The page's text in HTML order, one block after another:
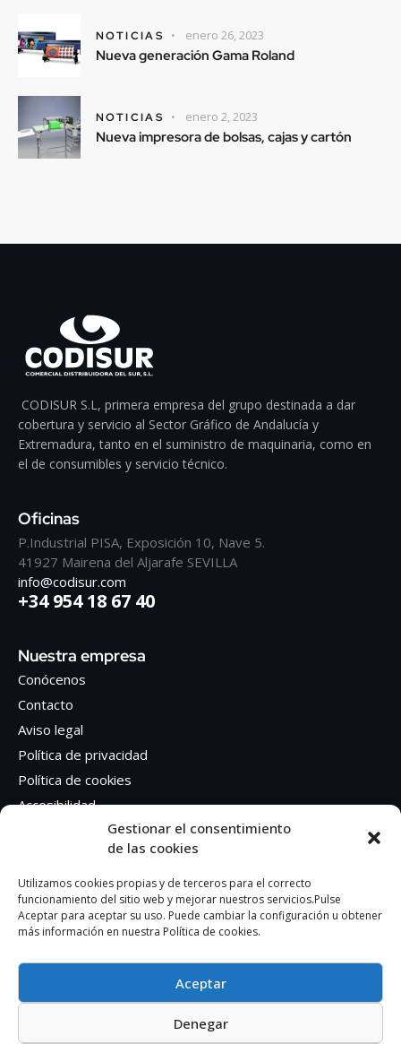
Gestionar el consentimiento
de las cookies
Utilizamos cookies propias y de terceros para el correcto
funcionamiento del sitio web y mejorar nuestros servicios.Pulse
Aceptar para aceptar su uso. Puede cambiar la configuración u obtener
más información en nuestra Política de cookies.
Aceptar
Denegar
NOTICIAS enero 26, 2023
Nueva generación Gama Roland
NOTICIAS enero 2, 2023
Nueva impresora de bolsas, cajas y cartón
CODISUR S.L, primera empresa del grupo destinada a dar
cobertura y servicio al Sector Gráfico de Andalucía y
Extremadura, tanto en el suministro de maquinaria, como en
el de consumibles y servicio técnico.
Oficinas
P.Industrial PISA, Exposición 10, Nave 5.
41927 Mairena del Aljarafe SEVILLA
info@codisur.com
+34 954 18 67 40
Nuestra empresa
Conócenos
Contacto
Aviso legal
Política de privacidad
Política de cookies
Accesibilidad
Síguenos en Redes sociales
Facebook
Instagram